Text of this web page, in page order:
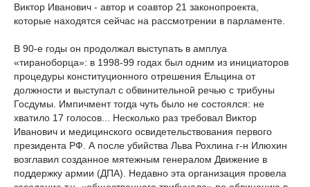
Виктор Иванович - автор и соавтор 21 законопроекта,
которые находятся сейчас на рассмотрении в парламенте.
В 90-е годы он продолжал выступать в амплуа
«тираноборца»: в 1998-99 годах был одним из инициаторов
процедуры конституционного отрешения Ельцина от
должности и выступал с обвинительной речью с трибуны
Госдумы. Импичмент тогда чуть было не состоялся: не
хватило 17 голосов... Несколько раз требовал Виктор
Иванович и медицинского освидетельствования первого
президента РФ. А после убийства Льва Рохлина г-н Илюхин
возглавил созданное мятежным генералом Движение в
поддержку армии (ДПА). Недавно эта организация провела